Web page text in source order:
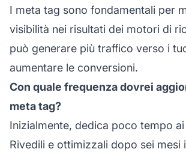
I meta tag sono fondamentali per
visibilità nei risultati dei motori di
può generare più traffico verso i
aumentare le conversioni.
Con quale frequenza dovrei
meta tag?
Inizialmente, dedica poco tempo
Rivedili e ottimizzali dopo sei mesi